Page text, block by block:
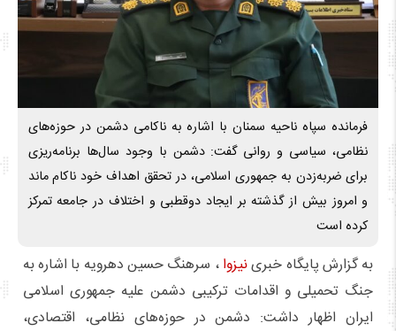
فرمانده سپاه ناحیه سمنان با اشاره به ناکامی دشمن در حوزه‌های
نظامی، سیاسی و روانی گفت: دشمن با وجود سال‌ها برنامه‌ریزی
برای ضربه‌زدن به جمهوری اسلامی، در تحقق اهداف خود ناکام ماند
و امروز بیش از گذشته بر ایجاد دوقطبی و اختلاف در جامعه تمرکز
کرده است
به گزارش پایگاه خبرینیزوا، سرهنگ حسین دهرویه با اشاره به
جنگ تحمیلی و اقدامات ترکیبی دشمن علیه جمهوری اسلامی
ایران اظهار داشت: دشمن در حوزه‌های نظامی، اقتصادی،